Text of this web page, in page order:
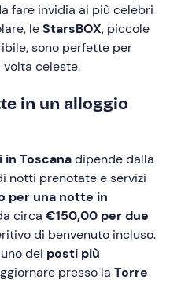
fare invidia ai più celebri
leStarsBOX, piccole
sono perfette per
celeste.
in un alloggio
Toscanadipende dalla
notti prenotate e servizi
per una notte in
circa €150,00 per due
di benvenuto incluso.
dei posti più
presso la Torre